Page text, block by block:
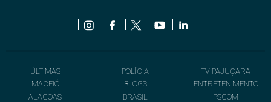
ÚLTIMAS
MACEIÓ
ALAGOAS
POLÍCIA
BLOGS
BRASIL
TV PAJUÇARA
ENTRETENIMENTO
PSCOM